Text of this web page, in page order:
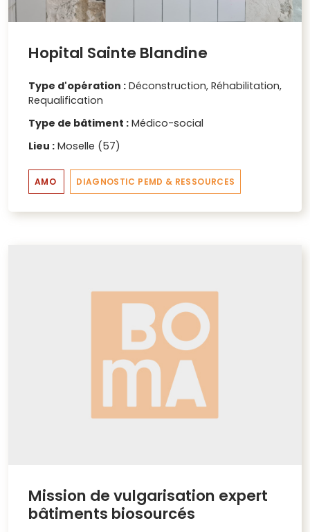
Hopital Sainte Blandine
Type d'opération :Déconstruction, Réhabilitation,
Requalification
Type de bâtiment :Médico-social
Lieu :Moselle (57)
AMO DIAGNOSTIC PEMD & RESSOURCES
Mission de vulgarisation expert
bâtiments biosourcés